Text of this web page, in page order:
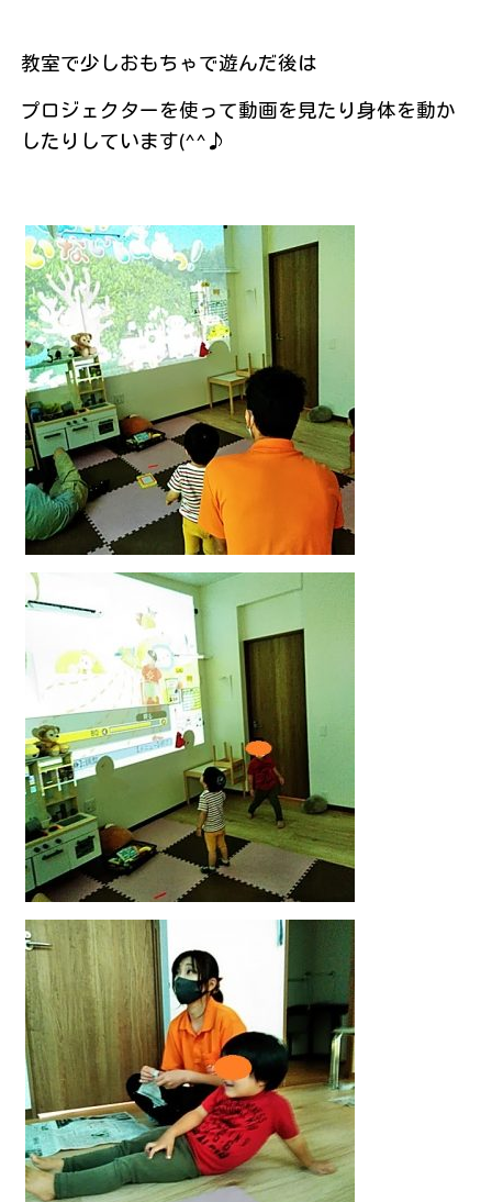
教室で少しおもちゃで遊んだ後は
プロジェクターを使って動画を見たり身体を動か
したりしています(^^♪